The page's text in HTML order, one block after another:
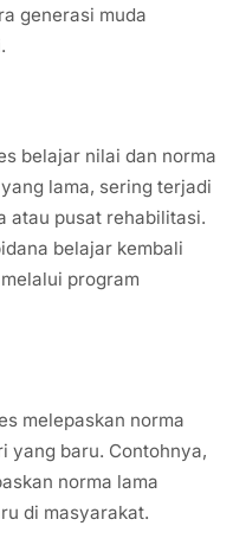
generasi muda
belajar nilai dan norma
lama, sering terjadi
atau pusat rehabilitasi.
belajar kembali
program
melepaskan norma
yang baru. Contohnya,
norma lama
di masyarakat.